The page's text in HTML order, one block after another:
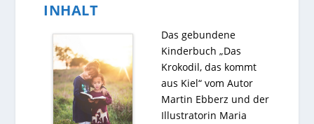
INHALT
Das gebundene
Kinderbuch „Das
Krokodil, das kommt
aus Kiel“ vom Autor
Martin Ebberz und der
Illustratorin Maria